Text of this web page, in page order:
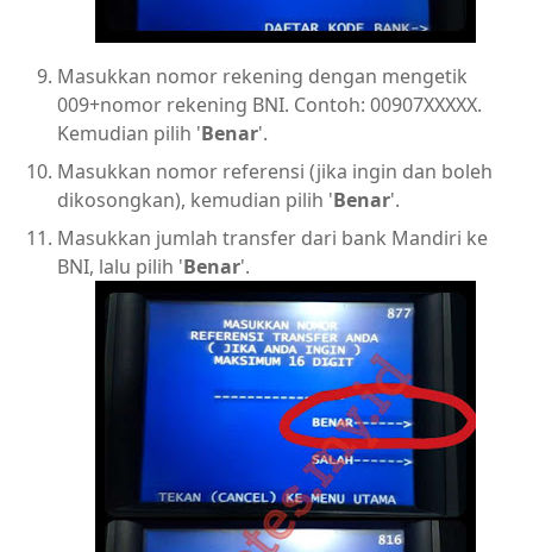
Masukkan nomor rekening dengan mengetik
009+nomor rekening BNI. Contoh: 00907XXXXX.
Kemudian pilih 'Benar'.
Masukkan nomor referensi (jika ingin dan boleh
dikosongkan), kemudian pilih 'Benar'.
Masukkan jumlah transfer dari bank Mandiri ke
BNI, lalu pilih 'Benar'.